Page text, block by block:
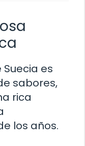
es
sabores,
rica
los años.